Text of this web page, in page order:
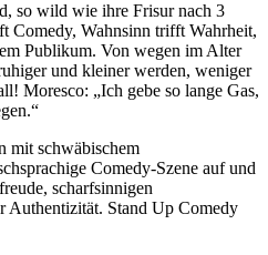
so wild wie ihre Frisur nach 3
Comedy, Wahnsinn trifft Wahrheit,
Publikum. Von wegen im Alter
und kleiner werden, weniger
Moresco: „Ich gebe so lange Gas,
mit schwäbischem
Comedy-Szene auf und
scharfsinnigen
Authentizität. Stand Up Comedy